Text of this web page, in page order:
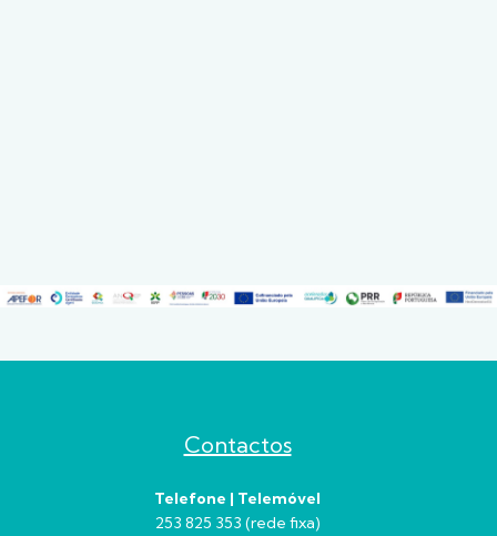
Contactos
Telefone | Telemóvel
253 825 353 (rede fixa)